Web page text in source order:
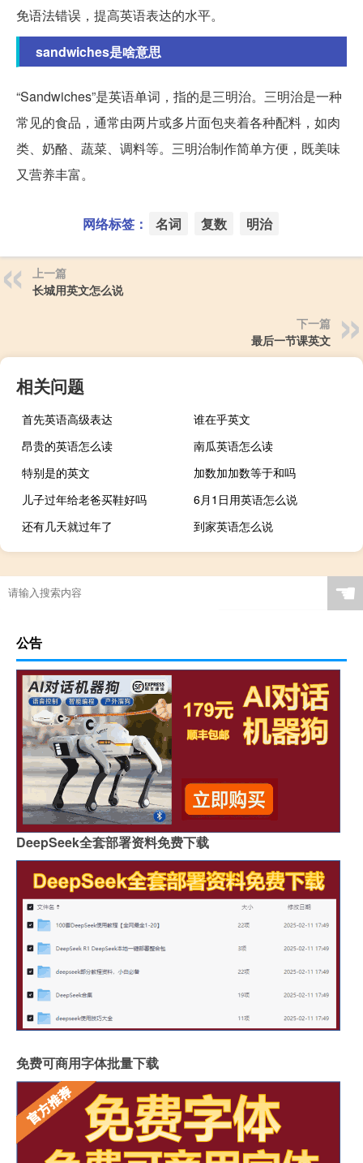
免语法错误，提高英语表达的水平。
sandwiches是啥意思
“Sandwiches”是英语单词，指的是三明治。三明治是一种
常见的食品，通常由两片或多片面包夹着各种配料，如肉
类、奶酪、蔬菜、调料等。三明治制作简单方便，既美味
又营养丰富。
网络标签： 名词 复数 明治
上一篇
长城用英文怎么说
下一篇
最后一节课英文
相关问题
首先英语高级表达
谁在乎英文
昂贵的英语怎么读
南瓜英语怎么读
特别是的英文
加数加加数等于和吗
儿子过年给老爸买鞋好吗
6月1日用英语怎么说
还有几天就过年了
到家英语怎么说
☚
公告
DeepSeek全套部署资料免费下载
免费可商用字体批量下载